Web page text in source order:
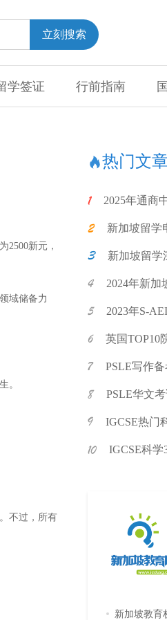
立刻搜索
学签证 行前指南
2500新元，
域储备力
。
不过，所有
热门文章
2025年通商
新加坡留学
新加坡留学
2024年新加
2023年S-
英国TOP10
PSLE写作
PSLE华文
IGCSE热门
IGCSE科
新加坡教育